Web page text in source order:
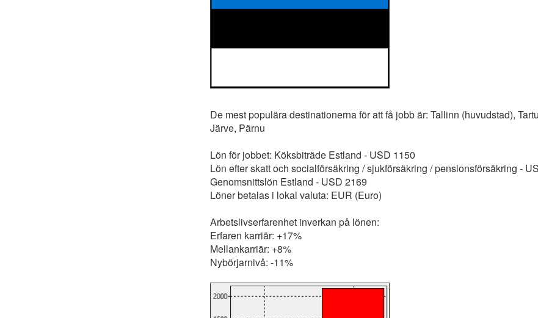
De mest populära destinationerna för att få jobb är: Tallinn (huvudstad),
Järve, Pärnu
Lön för jobbet: Köksbiträde Estland - USD 1150
Lön efter skatt och socialförsäkring / sjukförsäkring / pensionsförsäkring -
Genomsnittslön Estland - USD 2169
Löner betalas i lokal valuta: EUR (Euro)
Arbetslivserfarenhet inverkan på lönen:
Erfaren karriär: +17%
Mellankarriär: +8%
Nybörjarnivå: -11%